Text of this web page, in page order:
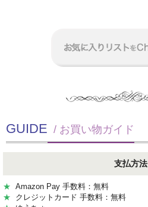
GUIDE / お買い物ガイド
支払方法
★ Amazon Pay 手数料：無料
★ クレジットカード 手数料：無料